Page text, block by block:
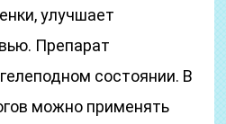
улучшает
Препарат
состоянии. В
можно применять